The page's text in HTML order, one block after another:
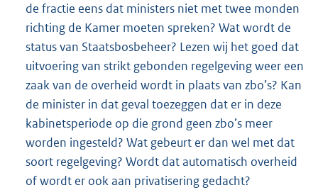
de fractie eens dat ministers niet met twee monden
richting de Kamer moeten spreken? Wat wordt de
status van Staatsbosbeheer? Lezen wij het goed dat
uitvoering van strikt gebonden regelgeving weer een
zaak van de overheid wordt in plaats van zbo’s? Kan
de minister in dat geval toezeggen dat er in deze
kabinetsperiode op die grond geen zbo’s meer
worden ingesteld? Wat gebeurt er dan wel met dat
soort regelgeving? Wordt dat automatisch overheid
of wordt er ook aan privatisering gedacht?